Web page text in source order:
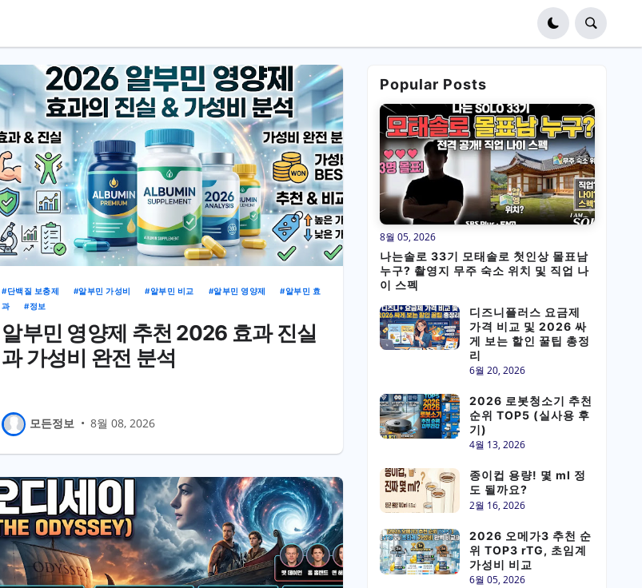
단백질 보충제 알부민 가성비 알부민 비교 알부민 영양제
알부민 효
과
정보
알부민 영양제 추천 2026 효과 진실
과 가성비 완전 분석
모든정보 • 8월 08, 2026
Popular Posts
나는솔로 33기 모태솔로 첫인상 몰표남
누구? 촬영지 무주 숙소 위치 및 직업 나
이 스펙
8월 05, 2026
디즈니플러스 요금제
가격 비교 및 2026 싸
게 보는 할인 꿀팁 총정
리
6월 20, 2026
2026 로봇청소기 추천
순위 TOP5 (실사용 후
기)
4월 13, 2026
종이컵 용량! 몇 ml 정
도 될까요?
2월 16, 2026
2026 오메가3 추천 순
위 TOP3 rTG, 초임계
가성비 비교
6월 05, 2026